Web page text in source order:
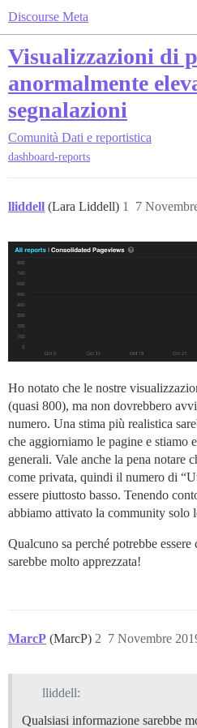
Discourse Meta
Visualizzazioni di
anormalmente
segnalazioni
Comunità Dati e reportistica
dashboard-reports
lliddell (Lara Liddell) 7
1
Ho notato che le nostre
(quasi 800), ma non dovrebbero
numero. Una stima più realistica
che aggiorniamo le pagine e stiamo
generali. Vale anche la pena notare
come privata, quindi il numero di
essere piuttosto basso. Tenendo
abbiamo attivato la community solo
Qualcuno sa perché potrebbe
sarebbe molto apprezzata!
MarcP (MarcP) 7 Novembre
2
lliddell:
Qualsiasi informazione sarebbe